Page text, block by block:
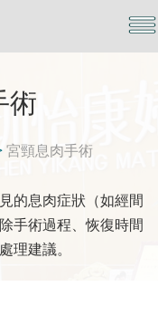
術
宮頸息肉手術
的息肉症狀（如經間
手術過程、恢復時間
理建議。